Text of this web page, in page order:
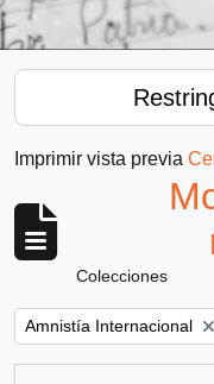
Imprimir vista previa
Colecciones
Remove filter:
Amnistía Internacional